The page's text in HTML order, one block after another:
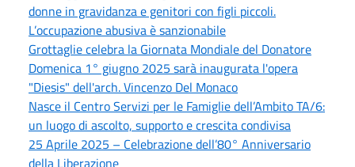
donne in gravidanza e genitori con figli piccoli.
L’occupazione abusiva è sanzionabile
Grottaglie celebra la Giornata Mondiale del Donatore
Domenica 1° giugno 2025 sarà inaugurata l'opera
"Diesis" dell'arch. Vincenzo Del Monaco
Nasce il Centro Servizi per le Famiglie dell’Ambito TA/6:
un luogo di ascolto, supporto e crescita condivisa
25 Aprile 2025 – Celebrazione dell’80° Anniversario
della Liberazione